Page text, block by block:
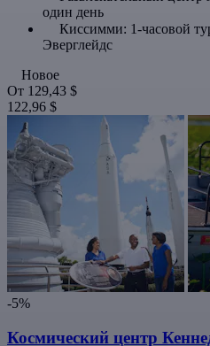
один день
Киссимми: 1-часовой
Эверглейдс
Новое
От 129,43 $
122,96 $
-5%
Космический центр